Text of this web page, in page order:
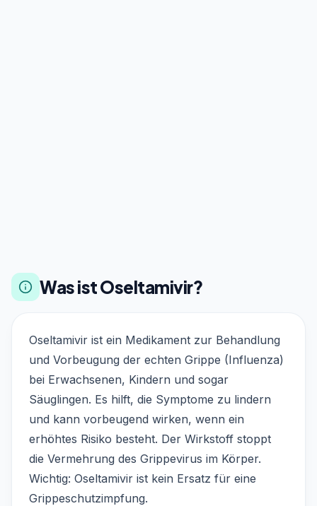
Was ist Oseltamivir?
Oseltamivir ist ein Medikament zur Behandlung
und Vorbeugung der echten Grippe (Influenza)
bei Erwachsenen, Kindern und sogar
Säuglingen. Es hilft, die Symptome zu lindern
und kann vorbeugend wirken, wenn ein
erhöhtes Risiko besteht. Der Wirkstoff stoppt
die Vermehrung des Grippevirus im Körper.
Wichtig: Oseltamivir ist kein Ersatz für eine
Grippeschutzimpfung.